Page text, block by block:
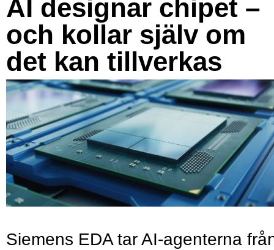
AI designar chipet –
och kollar själv om
det kan tillverkas
Siemens EDA tar AI-agenterna